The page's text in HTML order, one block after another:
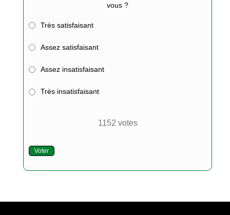
vous ?
Très satisfaisant
Assez satisfaisant
Assez insatisfaisant
Très insatisfaisant
1152 votes
Voter